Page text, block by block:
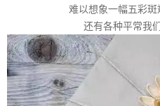
难以想象一幅五彩
还有各种平常我